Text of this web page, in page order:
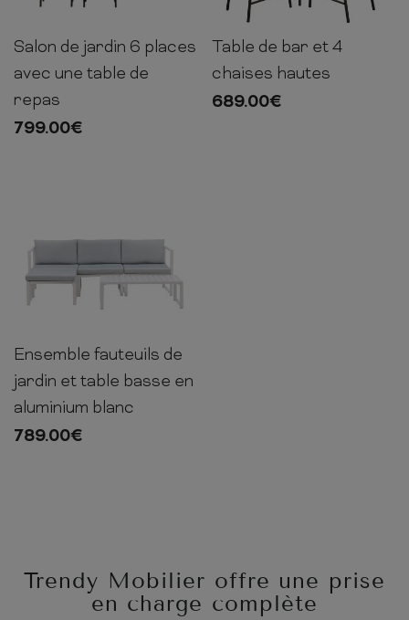
Salon de jardin 6 places
avec une table de
repas
799.00€
95cm 64cm
Table de bar et 4
chaises hautes
689.00€
65cm 200cm 70cm
Ensemble fauteuils de
jardin et table basse en
aluminium blanc
789.00€
Trendy Mobilier offre une prise
en charge complète